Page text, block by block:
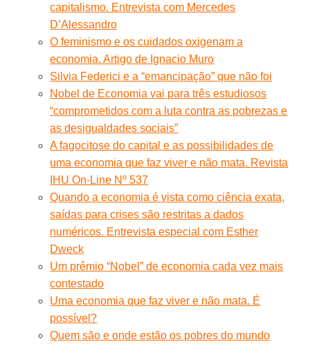
capitalismo. Entrevista com Mercedes
D’Alessandro
O feminismo e os cuidados oxigenam a
economia. Artigo de Ignacio Muro
Silvia Federici e a “emancipação” que não foi
Nobel de Economia vai para três estudiosos
“comprometidos com a luta contra as pobrezas e
as desigualdades sociais”
A fagocitose do capital e as possibilidades de
uma economia que faz viver e não mata. Revista
IHU On-Line Nº 537
Quando a economia é vista como ciência exata,
saídas para crises são restritas a dados
numéricos. Entrevista especial com Esther
Dweck
Um prêmio “Nobel” de economia cada vez mais
contestado
Uma economia que faz viver e não mata. É
possível?
Quem são e onde estão os pobres do mundo